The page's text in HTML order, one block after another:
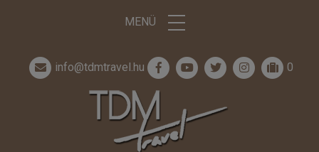
MENÜ
info@tdmtravel.hu 0